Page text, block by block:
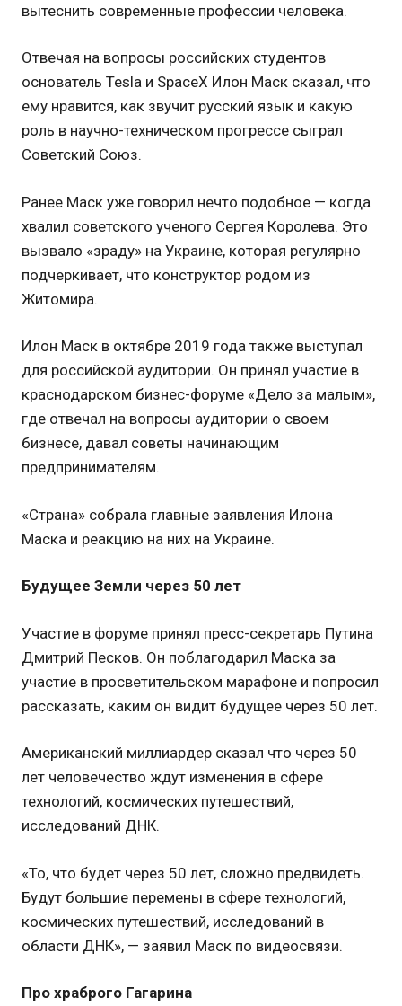
вытеснить современные профессии человека.
Отвечая на вопросы российских студентов
основатель Tesla и SpaceX Илон Маск сказал, что
ему нравится, как звучит русский язык и какую
роль в научно-техническом прогрессе сыграл
Советский Союз.
Ранее Маск уже говорил нечто подобное — когда
хвалил советского ученого Сергея Королева. Это
вызвало «зраду» на Украине, которая регулярно
подчеркивает, что конструктор родом из
Житомира.
Илон Маск в октябре 2019 года также выступал
для российской аудитории. Он принял участие в
краснодарском бизнес-форуме «Дело за малым»,
где отвечал на вопросы аудитории о своем
бизнесе, давал советы начинающим
предпринимателям.
«Страна» собрала главные заявления Илона
Маска и реакцию на них на Украине.
Будущее Земли через 50 лет
Участие в форуме принял пресс-секретарь Путина
Дмитрий Песков. Он поблагодарил Маска за
участие в просветительском марафоне и попросил
рассказать, каким он видит будущее через 50 лет.
Американский миллиардер сказал что через 50
лет человечество ждут изменения в сфере
технологий, космических путешествий,
исследований ДНК.
«То, что будет через 50 лет, сложно предвидеть.
Будут большие перемены в сфере технологий,
космических путешествий, исследований в
области ДНК», — заявил Маск по видеосвязи.
Про храброго Гагарина